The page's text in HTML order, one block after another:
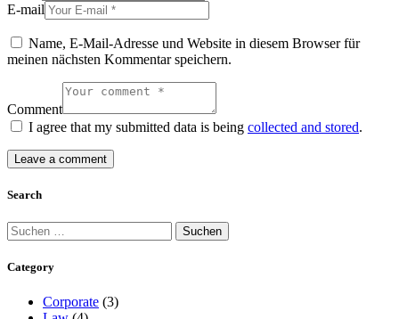
E-mail
Name, E-Mail-Adresse und Website in diesem Browser für
meinen nächsten Kommentar speichern.
Comment
I agree that my submitted data is being collected and stored.
Search
Suchen
nach:
Category
Corporate (3)